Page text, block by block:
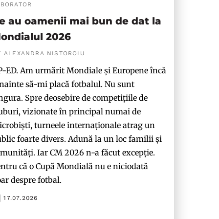
au oamenii mai bun de dat la
2026
ALEXANDRA NISTOROIU
ED. Am urmărit Mondiale și Europene încă
să-mi placă fotbalul. Nu sunt
Spre deosebire de competițiile de
vizionate în principal numai de
turneele internaționale atrag un
foarte divers. Adună la un loc familii și
Iar CM 2026 n-a făcut excepție.
că o Cupă Mondială nu e niciodată
despre fotbal.
17.07.2026